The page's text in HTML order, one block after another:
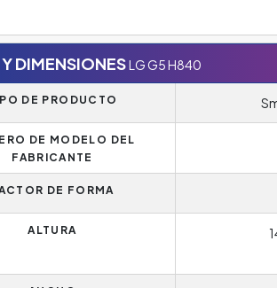
DIMENSIONESLG G5 H840
DE PRODUCTO
DE MODELO DEL
FABRICANTE
DE FORMA
ALTURA